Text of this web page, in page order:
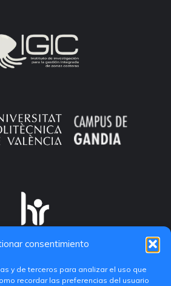
consentimiento
y de terceros para analizar el uso que
recordar las preferencias del usuario